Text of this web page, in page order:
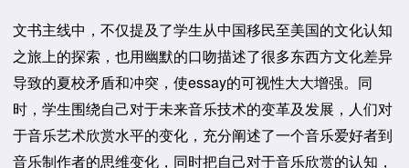
文书主线中，不仅提及了学生从中国移民至美国的文化认知
之旅上的探索，也用幽默的口吻描述了很多东西方文化差异
导致的夏校矛盾和冲突，使essay的可视性大大增强。同
时，学生围绕自己对于未来音乐技术的变革及发展，人们对
于音乐艺术欣赏水平的变化，充分阐述了一个音乐爱好者到
音乐制作者的思维变化，同时把自己对于音乐欣赏的认知，